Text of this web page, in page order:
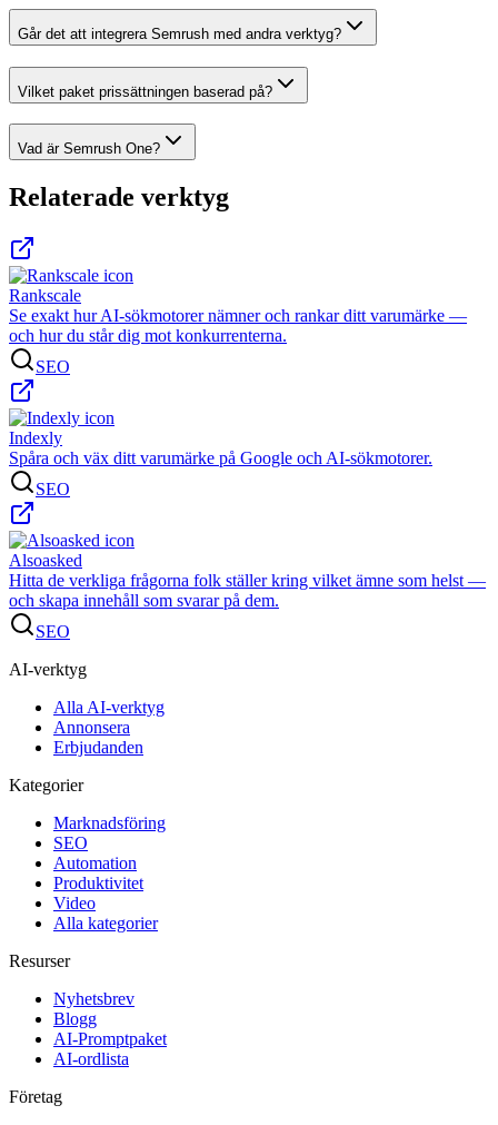
Går det att integrera Semrush med andra verktyg?
Vilket paket prissättningen baserad på?
Vad är Semrush One?
Relaterade verktyg
Rankscale
Se exakt hur AI-sökmotorer nämner och rankar ditt varumärke —
och hur du står dig mot konkurrenterna.
SEO
Indexly
Spåra och väx ditt varumärke på Google och AI-sökmotorer.
SEO
Alsoasked
Hitta de verkliga frågorna folk ställer kring vilket ämne som helst —
och skapa innehåll som svarar på dem.
SEO
AI-verktyg
Alla AI-verktyg
Annonsera
Erbjudanden
Kategorier
Marknadsföring
SEO
Automation
Produktivitet
Video
Alla kategorier
Resurser
Nyhetsbrev
Blogg
AI-Promptpaket
AI-ordlista
Företag